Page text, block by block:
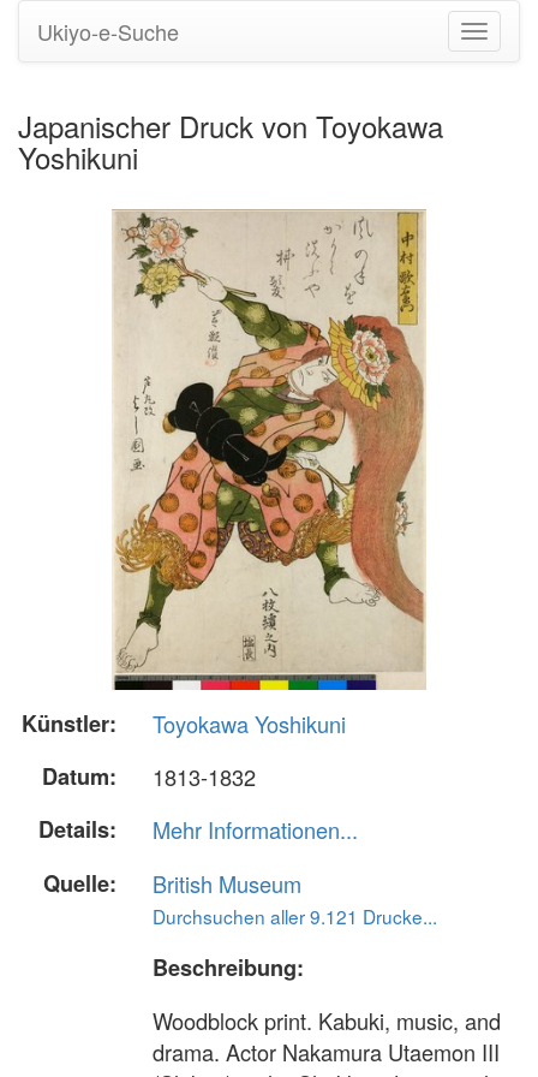
Ukiyo-e-Suche
Japanischer Druck von Toyokawa
Yoshikuni
Künstler:
Toyokawa Yoshikuni
Datum:
1813-1832
Details:
Mehr Informationen...
Quelle:
British Museum
Durchsuchen aller 9.121 Drucke...
Beschreibung:
Woodblock print. Kabuki, music, and
drama. Actor Nakamura Utaemon III